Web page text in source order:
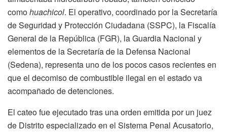
comohuachicol. El operativo, coordinado por la Secretaría
de Seguridad y Protección Ciudadana (SSPC), la Fiscalía
General de la República (FGR), la Guardia Nacional y
elementos de la Secretaría de la Defensa Nacional
(Sedena), representa uno de los pocos casos recientes en
que el decomiso de combustible ilegal en el estado va
acompañado de detenciones.
El cateo fue ejecutado tras una orden emitida por un juez
de Distrito especializado en el Sistema Penal Acusatorio,